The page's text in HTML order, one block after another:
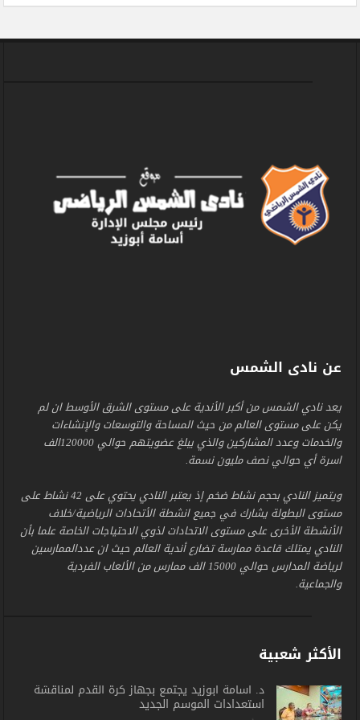
عن نادى الشمس
يعد نادي الشمس من أكبر الأندية على مستوى الشرق الأوسط ان لم
يكن على مستوى العالم من حيث المساحة والتوسعات والإنشاءات
والخدمات وعدد المشاركين والذي يبلغ عضويتهم حوالي 120000الف
اسرة أي حوالي نصف مليون نسمة.
ويتميز النادي بحجم نشاط ضخم إذ يعتبر النادي يحتوي على 42 نشاط على
مستوى البطولة يشارك في جميع انشطة الأتحادات الرياضية/خلاف
الأنشطة الأخرى على مستوى الاتحادات لذوي الاحتياجات الخاصة علما بأن
النادي يمتلك قاعدة ممارسة تضارع أندية العالم حيث ان عددالممارسين
لرياضة المدارس حوالي 15000 الف ممارس من الألعاب الفردية
والجماعية.
الأكثر شعبية
د. أسامة أبوزيد يجتمع بجهاز كرة القدم لمناقشة
استعدادات الموسم الجديد